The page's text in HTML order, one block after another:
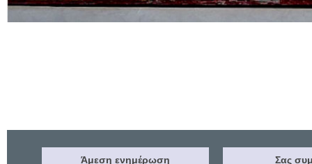
Άμεση ενημέρωση Σας